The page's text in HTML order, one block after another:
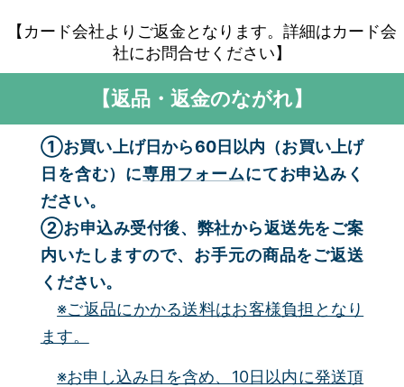
【カード会社よりご返金となります。詳細はカード会
社にお問合せください】
【返品・返金のながれ】
①お買い上げ日から60日以内（お買い上げ
日を含む）に専用フォームにてお申込みく
ださい。
②お申込み受付後、弊社から返送先をご案
内いたしますので、お手元の商品をご返送
ください。
※ご返品にかかる送料はお客様負担となり
ます。
※お申し込み日を含め、10日以内に発送頂